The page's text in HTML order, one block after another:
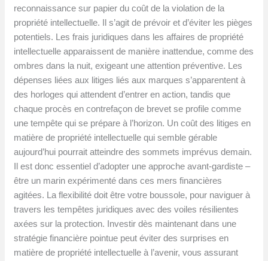
reconnaissance sur papier du coût de la violation de la
propriété intellectuelle. Il s’agit de prévoir et d’éviter les pièges
potentiels. Les frais juridiques dans les affaires de propriété
intellectuelle apparaissent de manière inattendue, comme des
ombres dans la nuit, exigeant une attention préventive. Les
dépenses liées aux litiges liés aux marques s’apparentent à
des horloges qui attendent d’entrer en action, tandis que
chaque procès en contrefaçon de brevet se profile comme
une tempête qui se prépare à l’horizon. Un coût des litiges en
matière de propriété intellectuelle qui semble gérable
aujourd’hui pourrait atteindre des sommets imprévus demain.
Il est donc essentiel d’adopter une approche avant-gardiste –
être un marin expérimenté dans ces mers financières
agitées. La flexibilité doit être votre boussole, pour naviguer à
travers les tempêtes juridiques avec des voiles résilientes
axées sur la protection. Investir dès maintenant dans une
stratégie financière pointue peut éviter des surprises en
matière de propriété intellectuelle à l’avenir, vous assurant